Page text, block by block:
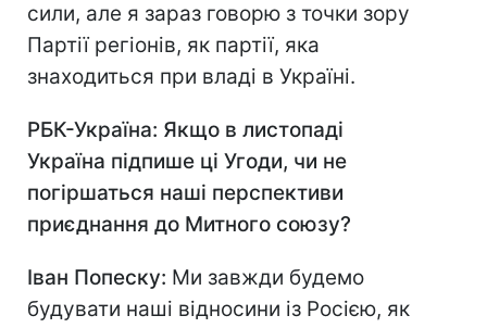
сили, але я зараз говорю з точки зору
Партії регіонів, як партії, яка
знаходиться при владі в Україні.
РБК-Україна: Якщо в листопаді
Україна підпише ці Угоди, чи не
погіршаться наші перспективи
приєднання до Митного союзу?
Іван Попеску: Ми завжди будемо
будувати наші відносини із Росією, як